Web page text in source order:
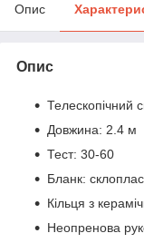
Опис
Опис
Телескопічний
Довжина: 2.4 м
Тест: 30-60
Бланк:
Кільця з
Неопренова